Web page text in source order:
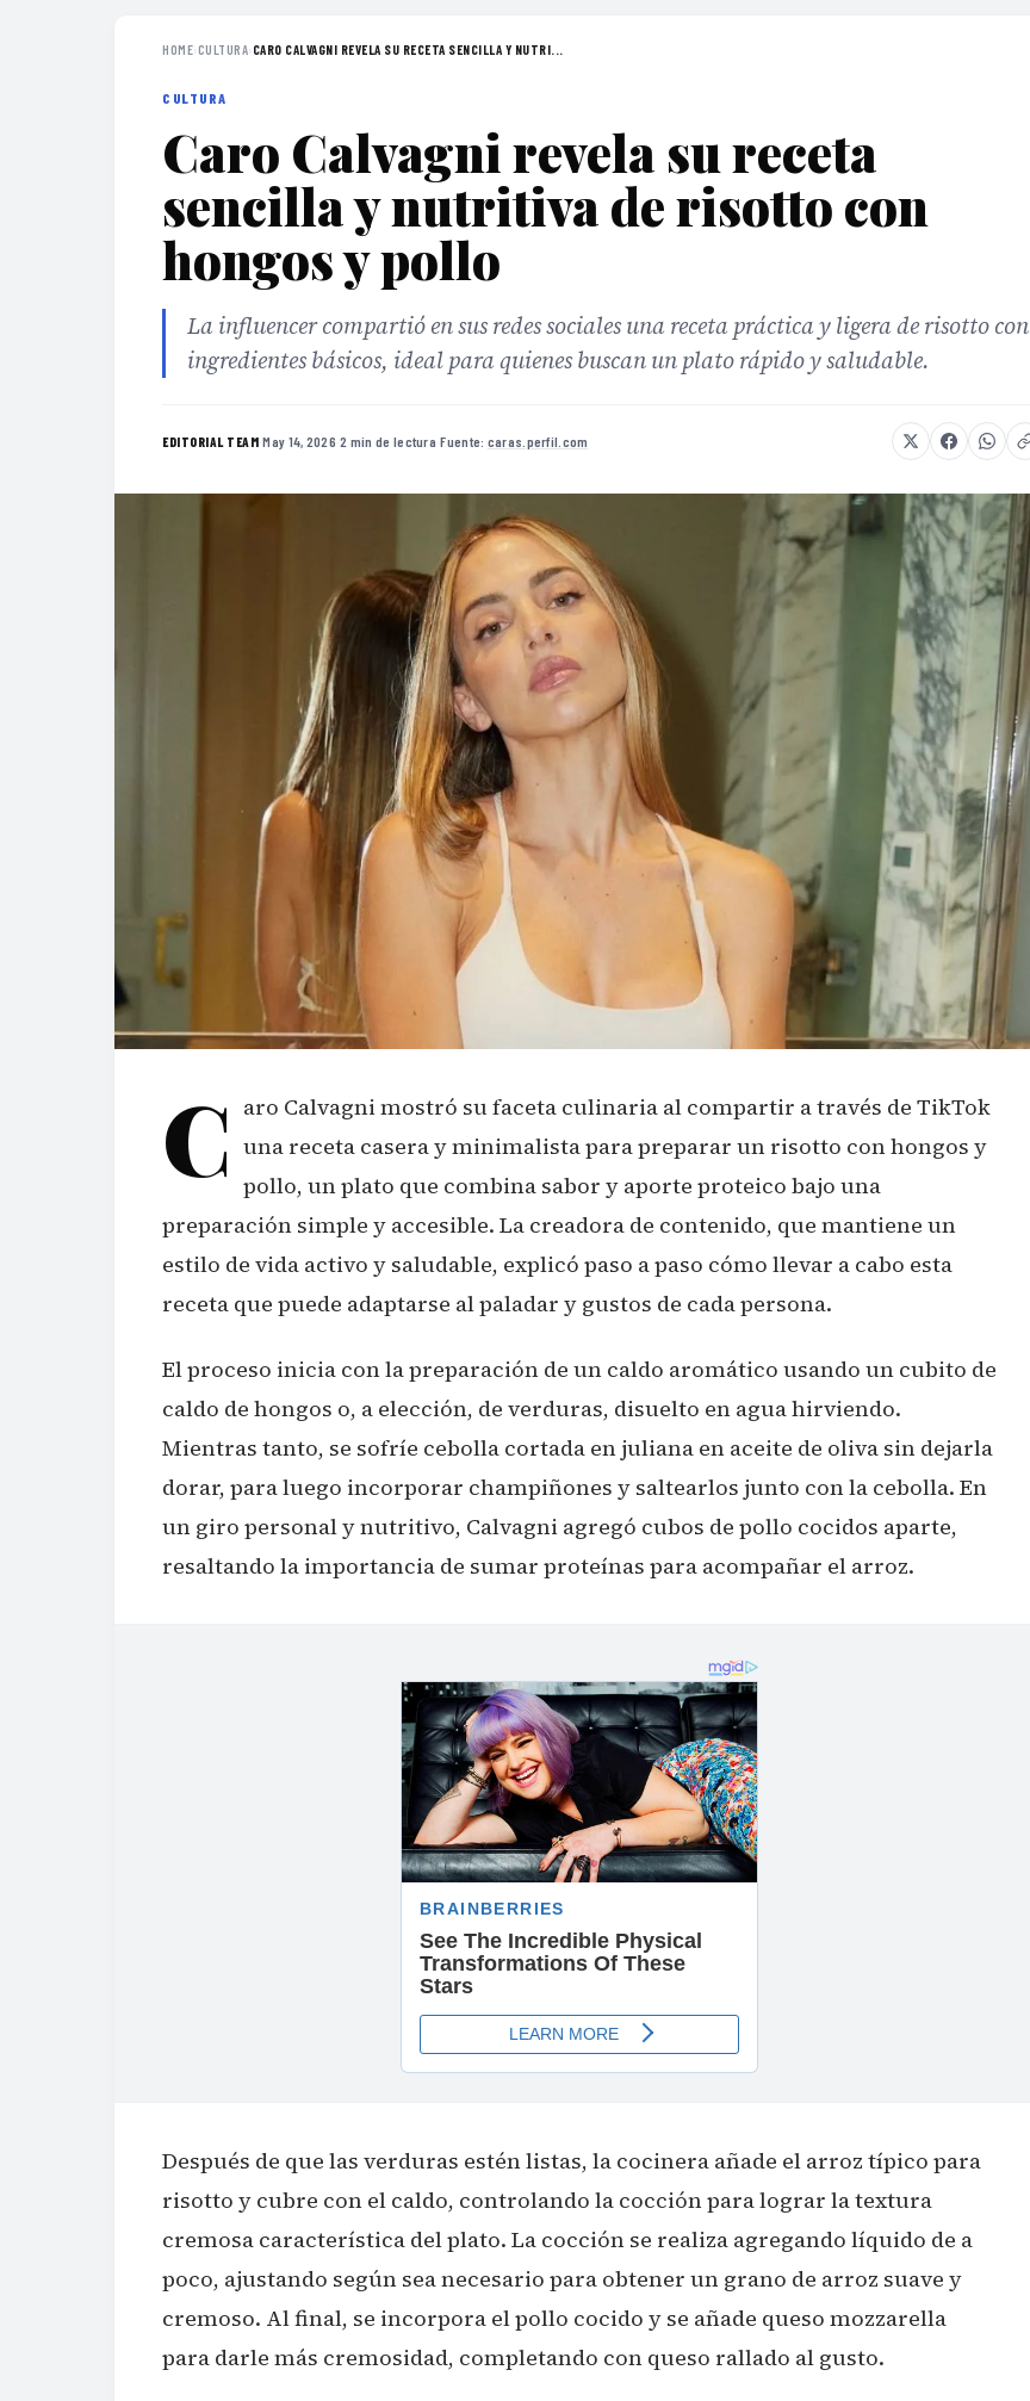
HOME›CULTURA› CARO CALVAGNI REVELA SU RECETA SENCILLA Y NUTRI...
CULTURA
Caro Calvagni revela su receta
sencilla y nutritiva de risotto con
hongos y pollo
La influencer compartió en sus redes sociales una receta práctica y ligera de risotto con
ingredientes básicos, ideal para quienes buscan un plato rápido y saludable.
EDITORIAL TEAM·May 14, 2026·2 min de lectura·Fuente: caras.perfil.com
C aro Calvagni mostró su faceta culinaria al compartir a través de TikTok
una receta casera y minimalista para preparar un risotto con hongos y
pollo, un plato que combina sabor y aporte proteico bajo una
preparación simple y accesible. La creadora de contenido, que mantiene un
estilo de vida activo y saludable, explicó paso a paso cómo llevar a cabo esta
receta que puede adaptarse al paladar y gustos de cada persona.
El proceso inicia con la preparación de un caldo aromático usando un cubito de
caldo de hongos o, a elección, de verduras, disuelto en agua hirviendo.
Mientras tanto, se sofríe cebolla cortada en juliana en aceite de oliva sin dejarla
dorar, para luego incorporar champiñones y saltearlos junto con la cebolla. En
un giro personal y nutritivo, Calvagni agregó cubos de pollo cocidos aparte,
resaltando la importancia de sumar proteínas para acompañar el arroz.
Después de que las verduras estén listas, la cocinera añade el arroz típico para
risotto y cubre con el caldo, controlando la cocción para lograr la textura
cremosa característica del plato. La cocción se realiza agregando líquido de a
poco, ajustando según sea necesario para obtener un grano de arroz suave y
cremoso. Al final, se incorpora el pollo cocido y se añade queso mozzarella
para darle más cremosidad, completando con queso rallado al gusto.